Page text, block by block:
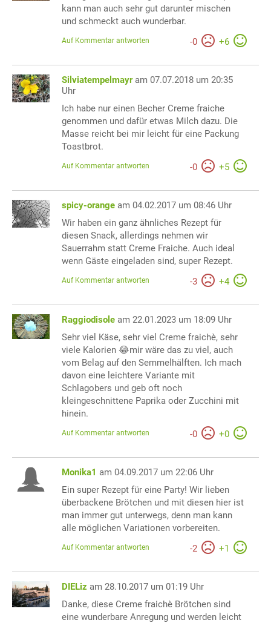
kann man auch sehr gut darunter mischen
und schmeckt auch wunderbar.
-0 +6
Auf Kommentar antworten
Silviatempelmayr am 07.07.2018 um 20:35
Uhr
Ich habe nur einen Becher Creme fraiche
genommen und dafür etwas Milch dazu. Die
Masse reicht bei mir leicht für eine Packung
Toastbrot.
-0 +5
Auf Kommentar antworten
spicy-orange am 04.02.2017 um 08:46 Uhr
Wir haben ein ganz ähnliches Rezept für
diesen Snack, allerdings nehmen wir
Sauerrahm statt Creme Fraiche. Auch ideal
wenn Gäste eingeladen sind, super Rezept.
-3 +4
Auf Kommentar antworten
Raggiodisole am 22.01.2023 um 18:09 Uhr
Sehr viel Käse, sehr viel Creme fraichè, sehr
viele Kalorien 😂mir wäre das zu viel, auch
vom Belag auf den Semmelhälften. Ich mach
davon eine leichtere Variante mit
Schlagobers und geb oft noch
kleingeschnittene Paprika oder Zucchini mit
hinein.
-0 +0
Auf Kommentar antworten
Monika1 am 04.09.2017 um 22:06 Uhr
Ein super Rezept für eine Party! Wir lieben
überbackene Brötchen und mit diesen hier ist
man immer gut unterwegs, denn man kann
alle möglichen Variationen vorbereiten.
-2 +1
Auf Kommentar antworten
DIELiz am 28.10.2017 um 01:19 Uhr
Danke, diese Creme fraichè Brötchen sind
eine wunderbare Anregung und werden leicht